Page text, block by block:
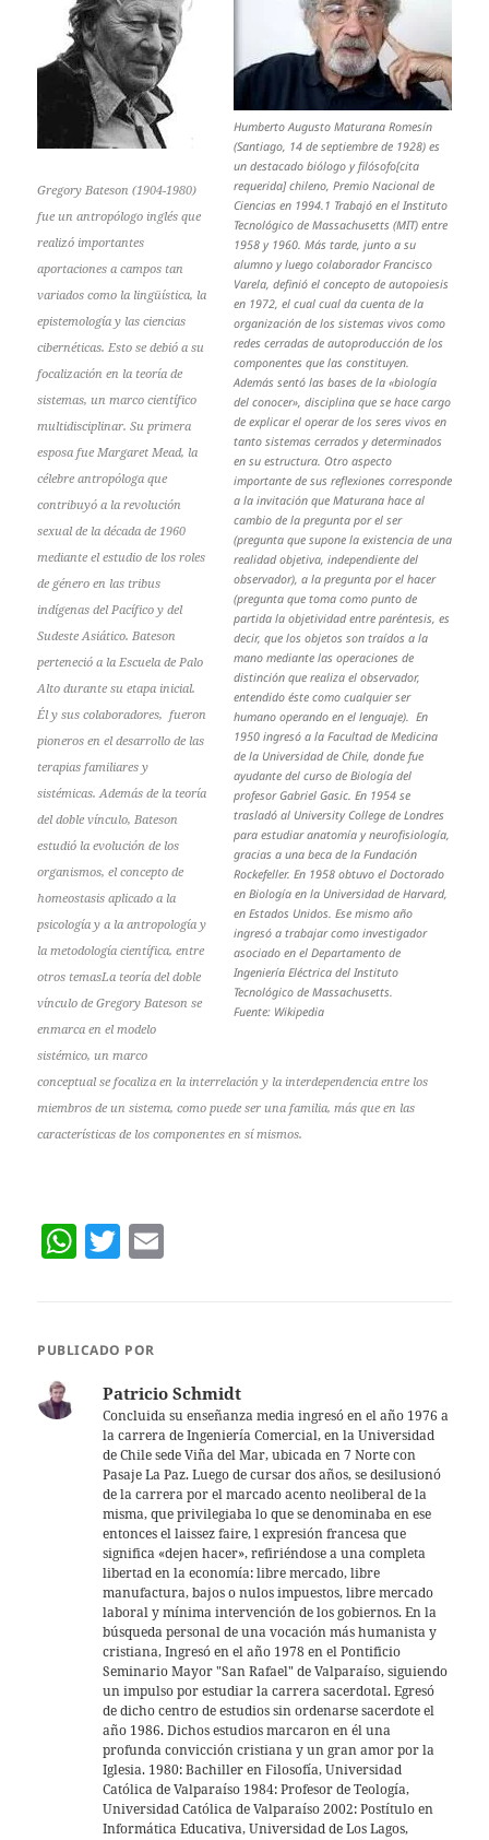
Humberto Augusto Maturana Romesín
(Santiago, 14 de septiembre de 1928) es
un destacado biólogo y filósofo[cita
requerida] chileno, Premio Nacional de
Ciencias en 1994.1​ Trabajó en el Instituto
Tecnológico de Massachusetts (MIT) entre
1958 y 1960. Más tarde, junto a su
alumno y luego colaborador Francisco
Varela, definió el concepto de autopoiesis
en 1972, el cual cual da cuenta de la
organización de los sistemas vivos como
redes cerradas de autoproducción de los
componentes que las constituyen.
Además sentó las bases de la «biología
del conocer», disciplina que se hace cargo
de explicar el operar de los seres vivos en
tanto sistemas cerrados y determinados
en su estructura. Otro aspecto
importante de sus reflexiones corresponde
a la invitación que Maturana hace al
cambio de la pregunta por el ser
(pregunta que supone la existencia de una
realidad objetiva, independiente del
observador), a la pregunta por el hacer
(pregunta que toma como punto de
partida la objetividad entre paréntesis, es
decir, que los objetos son traídos a la
mano mediante las operaciones de
distinción que realiza el observador,
entendido éste como cualquier ser
humano operando en el lenguaje). En
1950 ingresó a la Facultad de Medicina
de la Universidad de Chile, donde fue
ayudante del curso de Biología del
profesor Gabriel Gasic. En 1954 se
trasladó al University College de Londres
para estudiar anatomía y neurofisiología,
gracias a una beca de la Fundación
Rockefeller. En 1958 obtuvo el Doctorado
en Biología en la Universidad de Harvard,
en Estados Unidos. Ese mismo año
ingresó a trabajar como investigador
asociado en el Departamento de
Ingeniería Eléctrica del Instituto
Tecnológico de Massachusetts.
Fuente: Wikipedia
Gregory Bateson (1904-1980)
fue un antropólogo inglés que
realizó importantes
aportaciones a campos tan
variados como la lingüística, la
epistemología y las ciencias
cibernéticas. Esto se debió a su
focalización en la teoría de
sistemas, un marco científico
multidisciplinar. Su primera
esposa fue Margaret Mead, la
célebre antropóloga que
contribuyó a la revolución
sexual de la década de 1960
mediante el estudio de los roles
de género en las tribus
indígenas del Pacífico y del
Sudeste Asiático. Bateson
perteneció a la Escuela de Palo
Alto durante su etapa inicial.
Él y sus colaboradores, fueron
pioneros en el desarrollo de las
terapias familiares y
sistémicas. Además de la teoría
del doble vínculo, Bateson
estudió la evolución de los
organismos, el concepto de
homeostasis aplicado a la
psicología y a la antropología y
la metodología científica, entre
otros temasLa teoría del doble
vínculo de Gregory Bateson se
enmarca en el modelo
sistémico, un marco
conceptual se focaliza en la interrelación y la interdependencia entre los
miembros de un sistema, como puede ser una familia, más que en las
características de los componentes en sí mismos.
W
s
T
er
PUBLICADO POR
Patricio Schmidt
Concluida su enseñanza media ingresó en el año 1976 a
la carrera de Ingeniería Comercial, en la Universidad
de Chile sede Viña del Mar, ubicada en 7 Norte con
Pasaje La Paz. Luego de cursar dos años, se desilusionó
de la carrera por el marcado acento neoliberal de la
misma, que privilegiaba lo que se denominaba en ese
entonces el laissez faire, l expresión francesa que
significa «dejen hacer», refiriéndose a una completa
libertad en la economía: libre mercado, libre
manufactura, bajos o nulos impuestos, libre mercado
laboral y mínima intervención de los gobiernos. En la
búsqueda personal de una vocación más humanista y
cristiana, Ingresó en el año 1978 en el Pontificio
Seminario Mayor "San Rafael" de Valparaíso, siguiendo
un impulso por estudiar la carrera sacerdotal. Egresó
de dicho centro de estudios sin ordenarse sacerdote el
año 1986. Dichos estudios marcaron en él una
profunda convicción cristiana y un gran amor por la
Iglesia. 1980: Bachiller en Filosofía, Universidad
Católica de Valparaíso 1984: Profesor de Teología,
Universidad Católica de Valparaíso 2002: Postítulo en
Informática Educativa, Universidad de Los Lagos,